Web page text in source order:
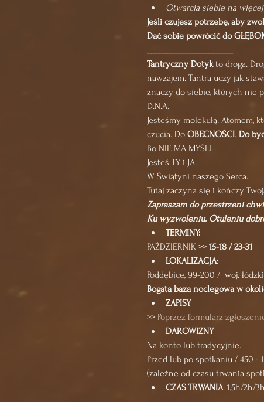
Otwarcia siebie na
Jeśli czujesz potrzebę, aby
Dać sobie powrócić do
Tantryczny Dotyk to droga.
nawzajem. Tantra uczy jak
znaczy do siebie, których nie
D.N.A.
Jesteśmy molekułą. Atomem,
czucia. Do OBECNOŚCI. Do
Bo NIE MA MYŚLI.
Jesteś TY i JA.
W Świątyni naszego Serca.
Tutaj zaczyna się i kończy
Zapraszam do przestrzeni
Ku wyzwoleniu. Otuleniu
TERMINY:
PAŹDZIERNIK >> 15-18 / 23-31
LOKALIZACJA:
Poddębice, 99-200 /  woj.
Bogata baza noclegowa w
ZAPISY
>> Poprzez formularz
DAROWIZNY
Na konto lub tradycyjnie.
Przed lub po spotkaniu / 450 -
(zależne od czasu trwania
CZAS TRWANIA: 1,5h/2h/